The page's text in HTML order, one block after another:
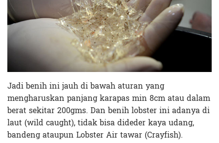
Jadi benih ini jauh di bawah aturan yang
mengharuskan panjang karapas min 8cm atau dalam
berat sekitar 200gms. Dan benih lobster ini adanya di
laut (wild caught), tidak bisa dideder kaya udang,
bandeng ataupun Lobster Air tawar (Crayfish).